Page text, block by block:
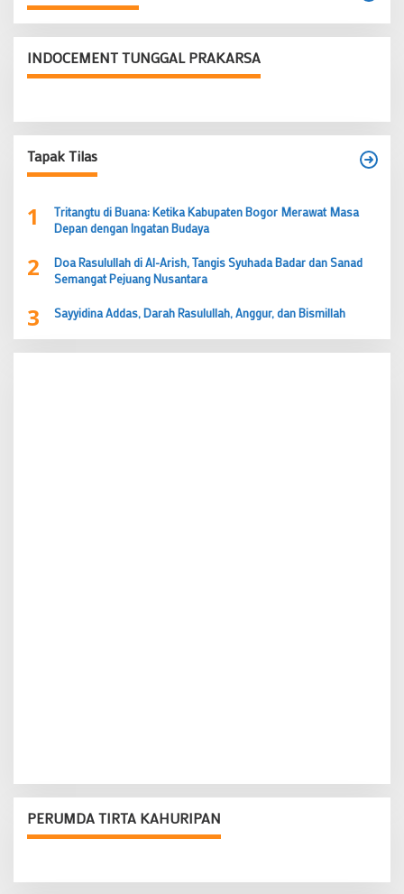
INDOCEMENT TUNGGAL PRAKARSA
Tapak Tilas
1
Tritangtu di Buana: Ketika Kabupaten Bogor Merawat Masa
Depan dengan Ingatan Budaya
2
Doa Rasulullah di Al-Arish, Tangis Syuhada Badar dan Sanad
Semangat Pejuang Nusantara
3 Sayyidina Addas, Darah Rasulullah, Anggur, dan Bismillah
PERUMDA TIRTA KAHURIPAN